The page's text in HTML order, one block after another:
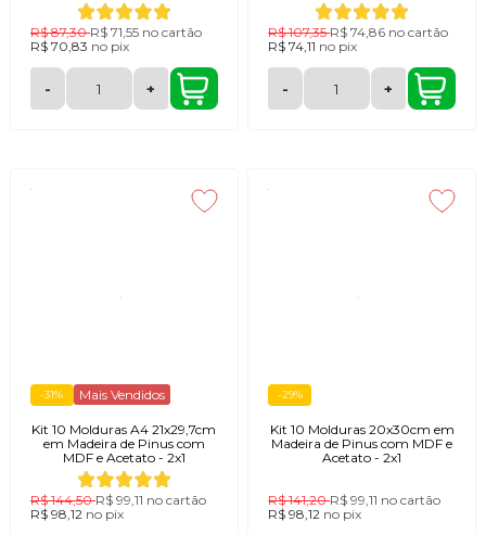
R$ 87,30R$ 71,55 no cartão
R$ 70,83 no pix
- +
R$ 107,35R$ 74,86 no cartão
R$ 74,11 no pix
- +
-31% Mais Vendidos
Kit 10 Molduras A4 21x29,7cm
em Madeira de Pinus com
MDF e Acetato - 2x1
R$ 144,50R$ 99,11 no cartão
R$ 98,12 no pix
-29%
Kit 10 Molduras 20x30cm em
Madeira de Pinus com MDF e
Acetato - 2x1
R$ 141,20R$ 99,11 no cartão
R$ 98,12 no pix